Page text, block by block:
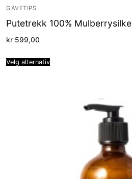
GAVETIPS
Putetrekk 100% Mulberrysilke
kr 599,00
Velg alternativ